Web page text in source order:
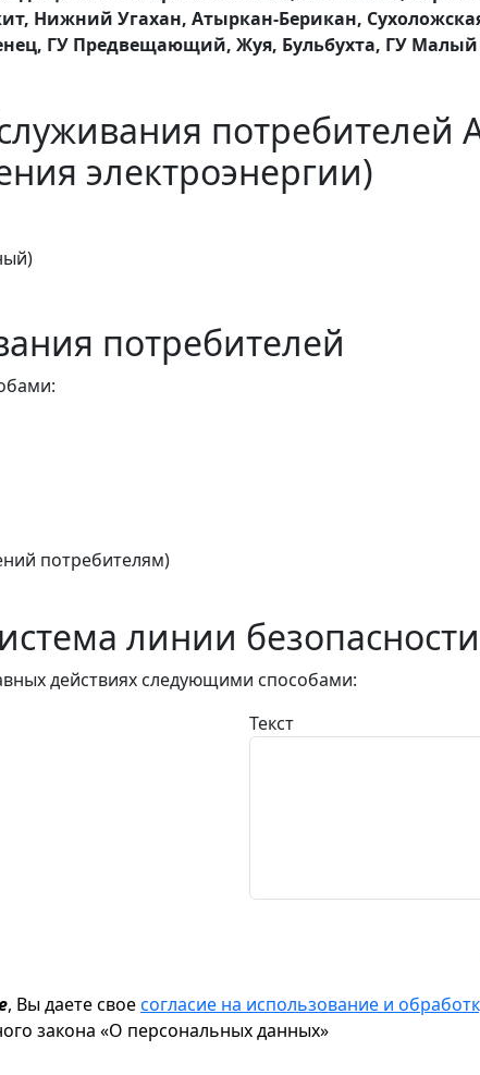
Нижний Угахан, Атыркан-Берикан,
ГУ Предвещающий, Жуя, Бульбухта, ГУ
потребителей
электроэнергии)
потребителей
потребителям)
линии безопасности
действиях следующими способами:
Текст
, Вы даете своесогласие на использование и
закона «О персональных данных»